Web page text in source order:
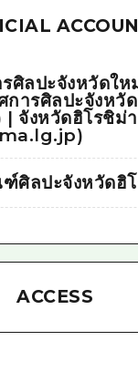
ศิลปะจังหวัดให
การศิลปะจังหวั
| จังหวัดฮิโรชิม่า
ศิลปะจังหวัดฮิ
ACCESS